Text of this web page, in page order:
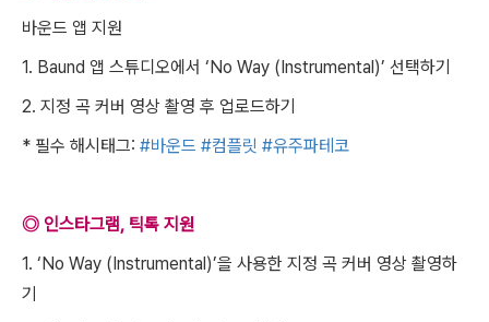
바운드 앱 지원
1. Baund 앱 스튜디오에서 ‘No Way (Instrumental)’ 선택하기
2. 지정 곡 커버 영상 촬영 후 업로드하기
* 필수 해시태그: #바운드 #컴플릿 #유주파테코
◎ 인스타그램, 틱톡 지원
1. ‘No Way (Instrumental)’을 사용한 지정 곡 커버 영상 촬영하
기